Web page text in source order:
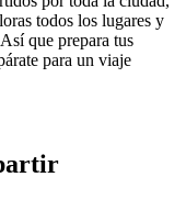
todos los lugares y
que prepara tus
para un viaje